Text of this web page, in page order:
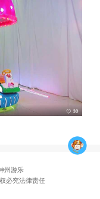
州游乐
必究法律责任